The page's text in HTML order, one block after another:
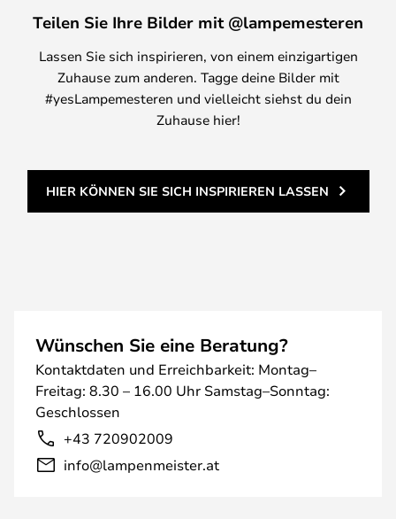
Teilen Sie Ihre Bilder mit @lampemesteren
Lassen Sie sich inspirieren, von einem einzigartigen
Zuhause zum anderen. Tagge deine Bilder mit
#yesLampemesteren und vielleicht siehst du dein
Zuhause hier!
HIER KÖNNEN SIE SICH INSPIRIEREN LASSEN
Wünschen Sie eine Beratung?
Kontaktdaten und Erreichbarkeit: Montag–
Freitag: 8.30 – 16.00 Uhr Samstag–Sonntag:
Geschlossen
+43 720902009
info@lampenmeister.at